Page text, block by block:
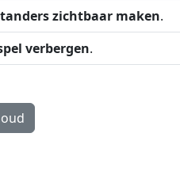
zichtbaar maken.
verbergen.